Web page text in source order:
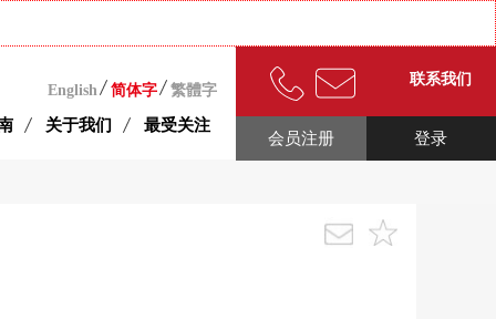
English 简体字 繁體字
关于我们 最受关注
联系我们
登录
会员注册